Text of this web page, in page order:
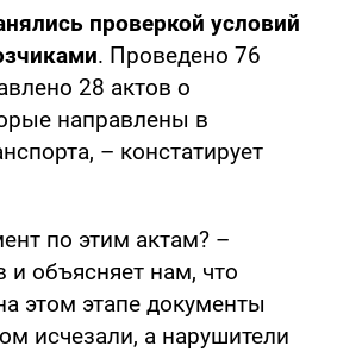
проверкой условий
. Проведено 76
28 актов о
направлены в
– констатирует
по этим актам? –
и объясняет нам, что
этом этапе документы
исчезали, а нарушители